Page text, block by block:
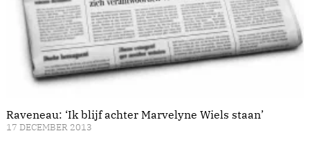
Raveneau: ‘Ik blijf achter Marvelyne Wiels staan’
17 DECEMBER 2013